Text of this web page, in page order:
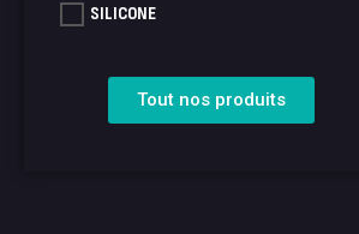
SILICONE
Tout nos produits